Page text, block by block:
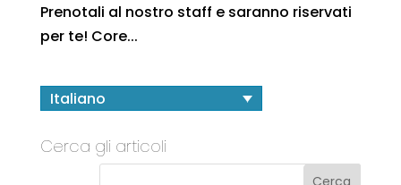
Prenotali al nostro staff e saranno riservati
per te! Core...
Italiano
Cerca gli articoli